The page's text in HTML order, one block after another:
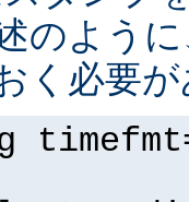
のよう
く必要